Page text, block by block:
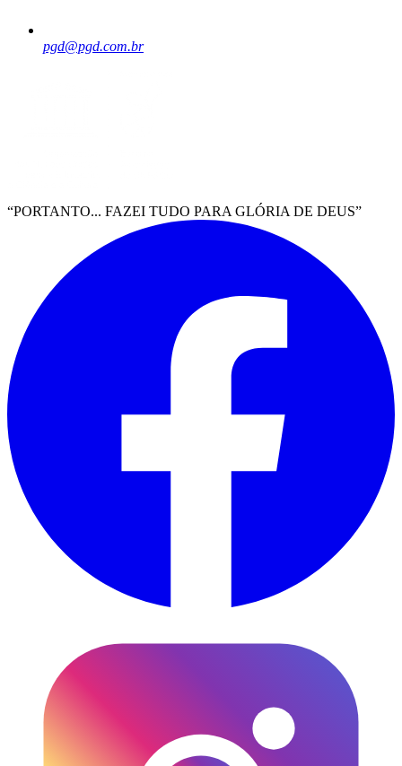
pgd@pgd.com.br
“PORTANTO... FAZEI TUDO PARA GLÓRIA DE DEUS”